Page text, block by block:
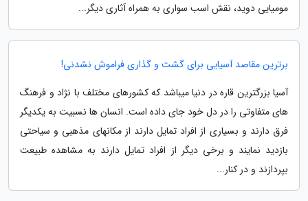
مومیایی دوید، نقش اسب سواری به همراه آثاری دیگر...
برترین مقاصد آسیایی برای گشت و گذاری فراموش نشدنی!
آسیا بزرگترین قاره در دنیا میباشد که کشورهای مختلف با نژاد و فرهنگ
های متفاوتی را در دل خود جای داده است. انسان ها نسبیت به یکدیگر
فرق دارند و بسیاری از افراد تمایل دارند از مکانهای مذهبی و سیاحتی
بازدید نمایند و برخی دیگر از افراد تمایل دارند به مشاهده طبیعت
بپردازند و در کنار...